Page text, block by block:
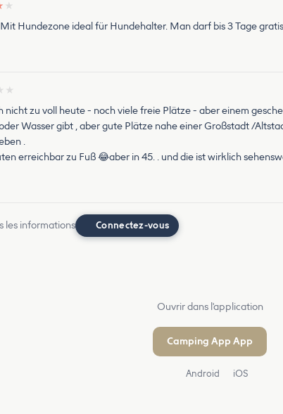
★
Hundezone ideal für Hundehalter. Man darf bis 3 Tage
★
zu voll heute - noch viele freie Plätze - aber einem
Wasser gibt , aber gute Plätze nahe einer Großstadt /
.
erreichbar zu Fuß 😂aber in 45. . und die ist wirklich
les informations Connectez-vous
Ouvrir dans l'application
Camping App App
Android iOS